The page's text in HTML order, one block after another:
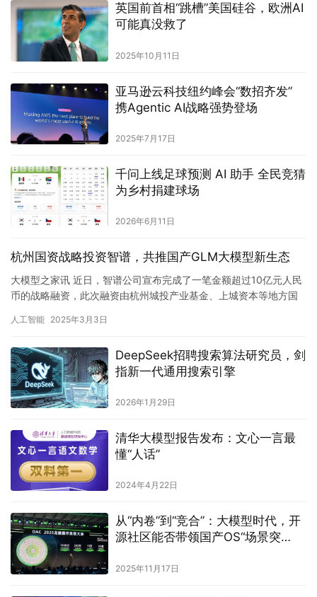
英国前首相“跳槽”美国硅谷，欧洲AI
可能真没救了
2025年10月11日
亚马逊云科技纽约峰会“数招齐发”
携Agentic AI战略强势登场
2025年7月17日
千问上线足球预测 AI 助手 全民竞猜
为乡村捐建球场
2026年6月11日
杭州国资战略投资智谱，共推国产GLM大模型新生态
大模型之家讯 近日，智谱公司宣布完成了一笔金额超过10亿元人民
币的战略融资，此次融资由杭州城投产业基金、上城资本等地方国
展…
人工智能 2025年3月3日
DeepSeek招聘搜索算法研究员，剑
指新一代通用搜索引擎
2026年1月29日
清华大模型报告发布：文心一言最
懂“人话”
2024年4月22日
从“内卷”到“竞合”：大模型时代，开
源社区能否带领国产OS“场景突
2025年11月17日